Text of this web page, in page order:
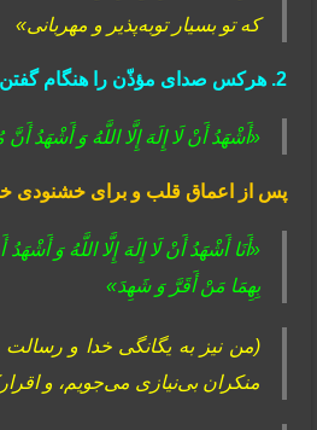
که تو بسیار توبه‌پذیر و مهربانى»
2. هرکس صدای مؤذّن را هنگام گفتن ذکر زیر بشنود :
«أَشْهَدُ أَنْ لَا إِلَهَ إِلَّا اللَّهُ وَ أَشْهَدُ
پس از اعماق قلب و براى خشنودى
«أَنَا أَشْهَدُ أَنْ لَا إِلَهَ إِلَّا اللَّهُ وَ
بِهِمَا مَنْ أَقَرَّ وَ شَهِدَ»
(من نیز به یگانگى خدا و
منکران بی‌نیازى می‌جویم، و